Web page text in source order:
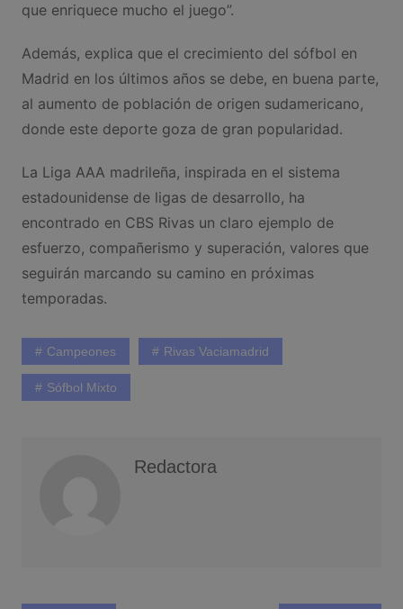
que enriquece mucho el juego”.
Además, explica que el crecimiento del sófbol en
Madrid en los últimos años se debe, en buena parte,
al aumento de población de origen sudamericano,
donde este deporte goza de gran popularidad.
La Liga AAA madrileña, inspirada en el sistema
estadounidense de ligas de desarrollo, ha
encontrado en CBS Rivas un claro ejemplo de
esfuerzo, compañerismo y superación, valores que
seguirán marcando su camino en próximas
temporadas.
Campeones Rivas Vaciamadrid
Sófbol Mixto
Redactora